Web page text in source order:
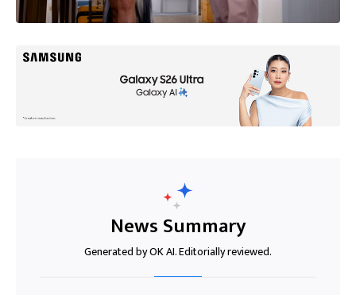
News Summary
Generated by OK AI. Editorially reviewed.